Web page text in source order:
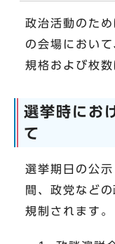
政治活動のた
の会場におい
規格および枚数
選挙時にお
て
選挙期日の公
間、政党など
規制されます。